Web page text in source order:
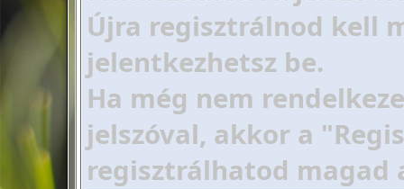
Újra regisztrálnod kell
jelentkezhetsz be.
Ha még nem
jelszóval, akkor a
regisztrálhatod magad